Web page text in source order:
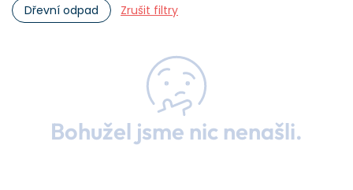
Dřevní odpad
Zrušit filtry
Bohužel jsme nic nenašli.